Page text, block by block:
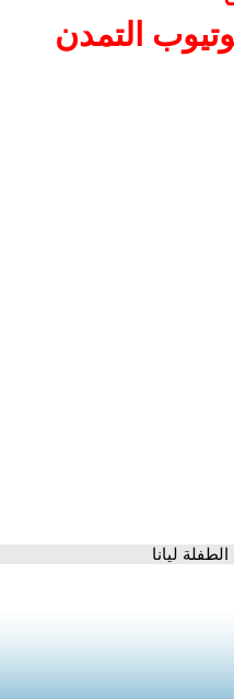
التمدن
ليانا